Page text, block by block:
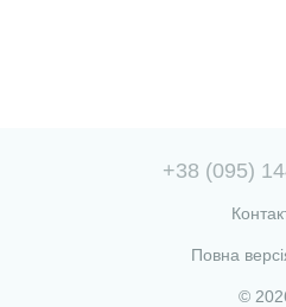
+38 (095)
Повна
©